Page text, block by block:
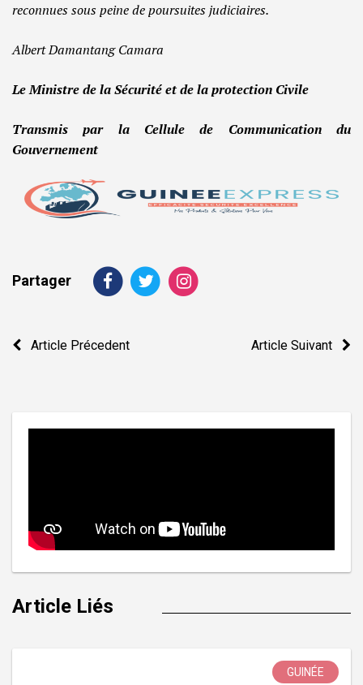
reconnues sous peine de poursuites judiciaires.
Albert Damantang Camara
Le Ministre de la Sécurité et de la protection Civile
Transmis par la Cellule de Communication du
Gouvernement
Partager
Navigation
Article Précedent Article Suivant
Article Liés
GUINÉE